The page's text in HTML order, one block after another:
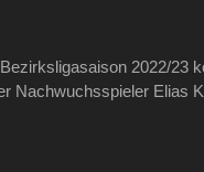
2022/23
Nachwuchsspieler Elias